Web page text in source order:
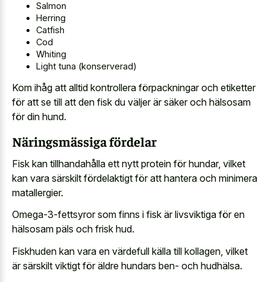
Salmon
Herring
Catfish
Cod
Whiting
Light tuna (konserverad)
Kom ihåg att alltid kontrollera förpackningar och etiketter
för att se till att den fisk du väljer är säker och hälsosam
för din hund.
Näringsmässiga fördelar
Fisk kan tillhandahålla ett nytt protein för hundar, vilket
kan vara särskilt fördelaktigt för att hantera och minimera
matallergier.
Omega-3-fettsyror som finns i fisk är livsviktiga för en
hälsosam päls och frisk hud.
Fiskhuden kan vara en värdefull källa till kollagen, vilket
är särskilt viktigt för äldre hundars ben- och hudhälsa.